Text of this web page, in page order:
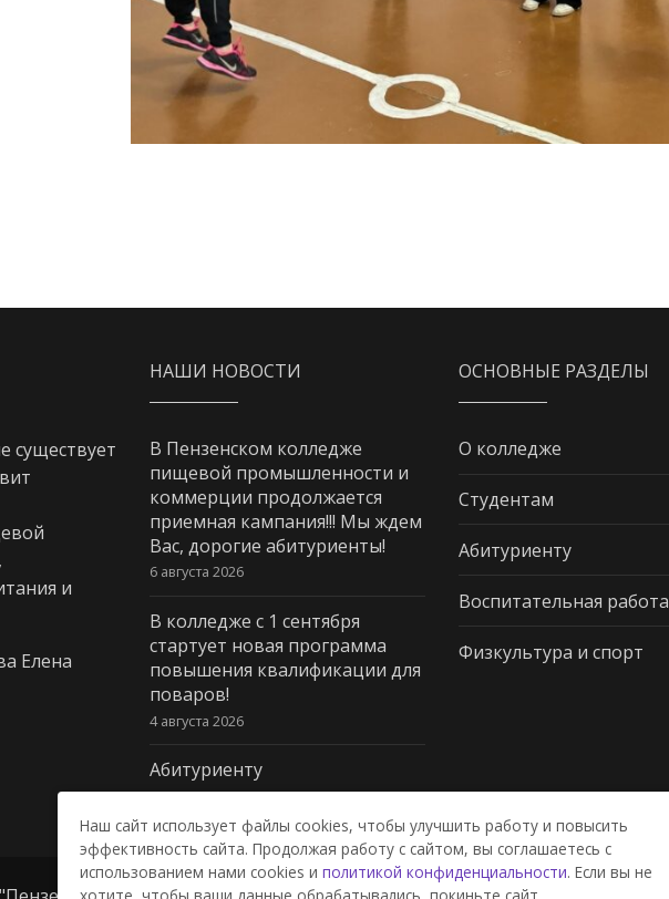
существует
и
Елена
НАШИ НОВОСТИ
В Пензенском колледже
пищевой промышленности и
коммерции продолжается
приемная кампания!!! Мы ждем
Вас, дорогие абитуриенты!
6 августа 2026
В колледже с 1 сентября
стартует новая программа
повышения квалификации для
поваров!
4 августа 2026
Абитуриенту
3 августа 2026
ОСНОВНЫЕ РАЗДЕЛЫ
О колледже
Студентам
Абитуриенту
Воспитательная работа
Физкультура и спорт
Наш сайт использует файлы cookies, чтобы улучшить работу и повысить
эффективность сайта. Продолжая работу с сайтом, вы соглашаетесь с
использованием нами cookies и политикой конфиденциальности. Если вы не